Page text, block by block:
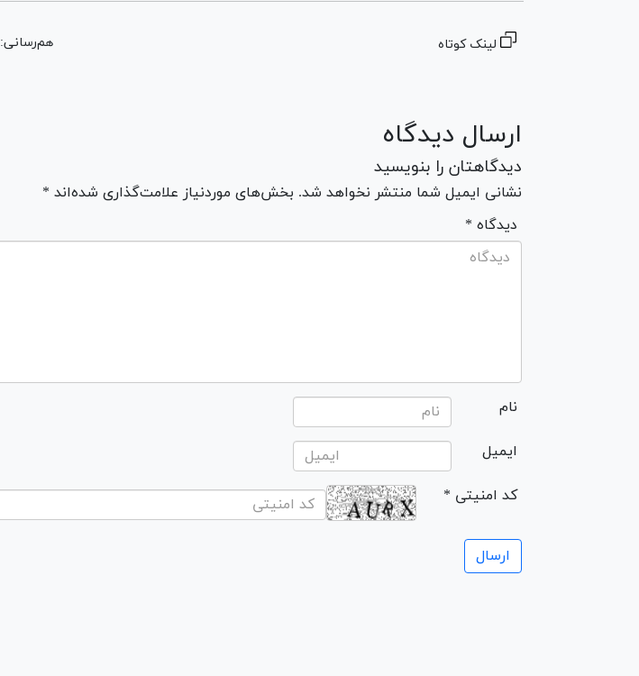
لینک کوتاه هم‌رسانی:
ارسال دیدگاه
دیدگاهتان را بنویسید
نشانی ایمیل شما منتشر نخواهد شد. بخش‌های موردنیاز علامت‌گذاری شده‌اند *
* دیدگاه
نام
ایمیل
* کد امنیتی